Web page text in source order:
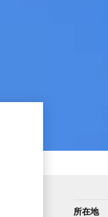
所在地